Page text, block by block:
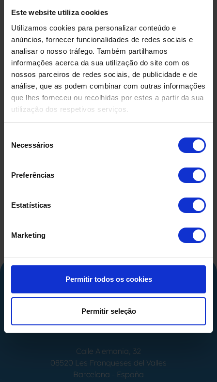
Este website utiliza cookies
Utilizamos cookies para personalizar conteúdo e
anúncios, fornecer funcionalidades de redes sociais e
analisar o nosso tráfego. Também partilhamos
informações acerca da sua utilização do site com os
nossos parceiros de redes sociais, de publicidade e de
análise, que as podem combinar com outras informações
que lhes forneceu ou recolhidas por estes a partir da sua
utilização dos respetivos serviços.
Necessários
Preferências
Estatísticas
Marketing
Permitir todos os cookies
Permitir seleção
500
Calle Alemania, 32
08520 Les Franqueses del Valles
Barcelona - España